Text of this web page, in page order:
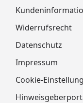
Widerrufsrecht
Datenschutz
Impressum
Cookie-